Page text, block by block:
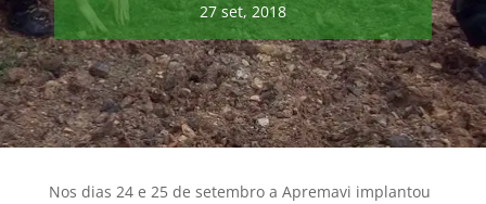
27 set, 2018
Nos dias 24 e 25 de setembro a Apremavi implantou